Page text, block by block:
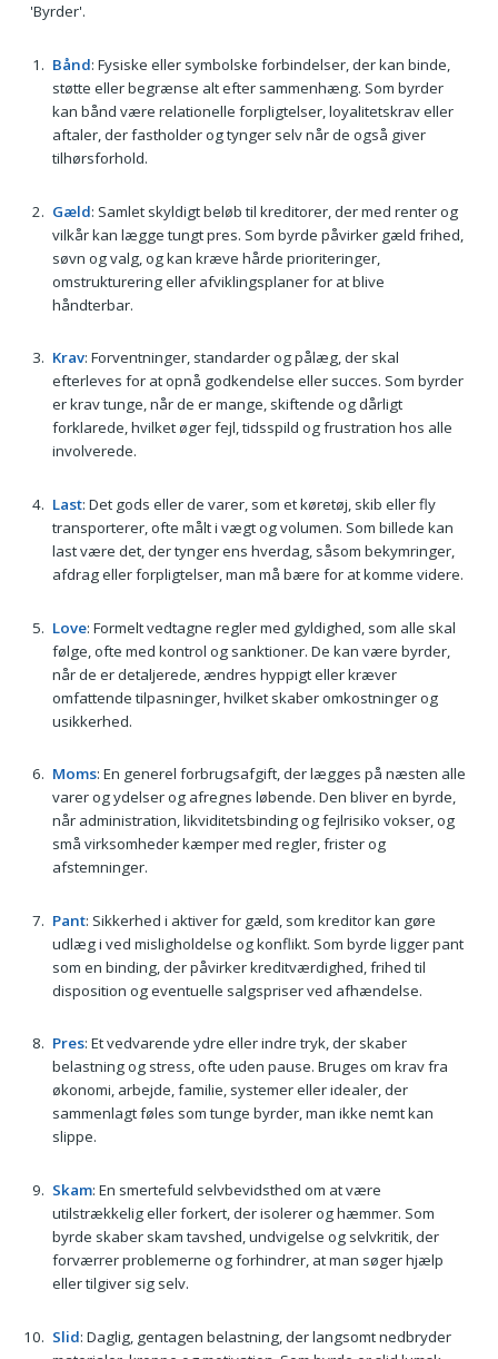
'Byrder'.
Bånd: Fysiske eller symbolske forbindelser, der kan binde,
støtte eller begrænse alt efter sammenhæng. Som byrder
kan bånd være relationelle forpligtelser, loyalitetskrav eller
aftaler, der fastholder og tynger selv når de også giver
tilhørsforhold.
Gæld: Samlet skyldigt beløb til kreditorer, der med renter og
vilkår kan lægge tungt pres. Som byrde påvirker gæld frihed,
søvn og valg, og kan kræve hårde prioriteringer,
omstrukturering eller afviklingsplaner for at blive
håndterbar.
Krav: Forventninger, standarder og pålæg, der skal
efterleves for at opnå godkendelse eller succes. Som byrder
er krav tunge, når de er mange, skiftende og dårligt
forklarede, hvilket øger fejl, tidsspild og frustration hos alle
involverede.
Last: Det gods eller de varer, som et køretøj, skib eller fly
transporterer, ofte målt i vægt og volumen. Som billede kan
last være det, der tynger ens hverdag, såsom bekymringer,
afdrag eller forpligtelser, man må bære for at komme videre.
Love: Formelt vedtagne regler med gyldighed, som alle skal
følge, ofte med kontrol og sanktioner. De kan være byrder,
når de er detaljerede, ændres hyppigt eller kræver
omfattende tilpasninger, hvilket skaber omkostninger og
usikkerhed.
Moms: En generel forbrugsafgift, der lægges på næsten alle
varer og ydelser og afregnes løbende. Den bliver en byrde,
når administration, likviditetsbinding og fejlrisiko vokser, og
små virksomheder kæmper med regler, frister og
afstemninger.
Pant: Sikkerhed i aktiver for gæld, som kreditor kan gøre
udlæg i ved misligholdelse og konflikt. Som byrde ligger pant
som en binding, der påvirker kreditværdighed, frihed til
disposition og eventuelle salgspriser ved afhændelse.
Pres: Et vedvarende ydre eller indre tryk, der skaber
belastning og stress, ofte uden pause. Bruges om krav fra
økonomi, arbejde, familie, systemer eller idealer, der
sammenlagt føles som tunge byrder, man ikke nemt kan
slippe.
Skam: En smertefuld selvbevidsthed om at være
utilstrækkelig eller forkert, der isolerer og hæmmer. Som
byrde skaber skam tavshed, undvigelse og selvkritik, der
forværrer problemerne og forhindrer, at man søger hjælp
eller tilgiver sig selv.
Slid: Daglig, gentagen belastning, der langsomt nedbryder